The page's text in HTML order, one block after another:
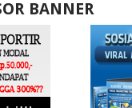
BANNER